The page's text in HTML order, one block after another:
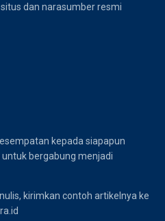
dan narasumber resmi
kepada siapapun
bergabung menjadi
kirimkan contoh artikelnya ke